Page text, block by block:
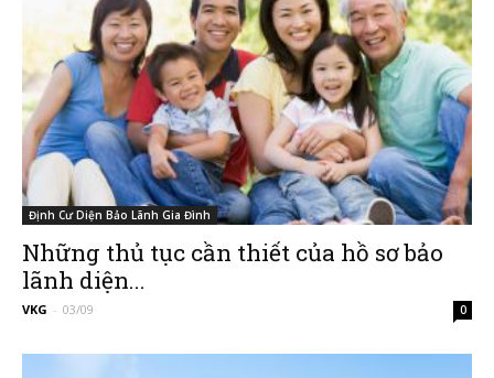
–
Đường
Đến
Định Cư Diện Bảo Lãnh Gia Đình
Những thủ tục cần thiết của hồ sơ bảo
lãnh diện...
VKG - 03/09 0